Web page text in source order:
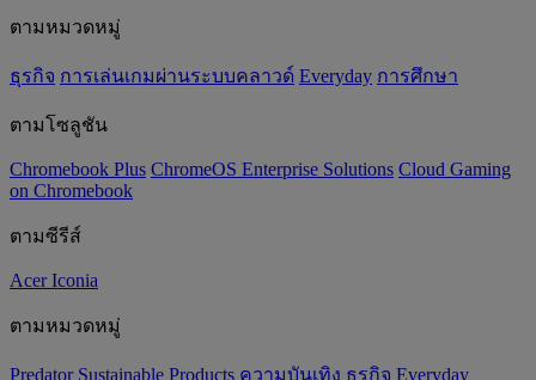
ตามหมวดหมู่
ธุรกิจ การเล่นเกมผ่านระบบคลาวด์ Everyday การศึกษา
ตามโซลูชัน
Chromebook Plus ChromeOS Enterprise Solutions Cloud Gaming
on Chromebook
ตามซีรีส์
Acer Iconia
ตามหมวดหมู่
Predator ‌Sustainable Products ความบันเทิง ธุรกิจ Everyday